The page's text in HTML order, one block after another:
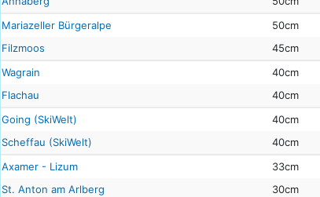
Mariazeller Bürgeralpe
50cm
Filzmoos
45cm
Wagrain
40cm
Flachau
40cm
Going (SkiWelt)
40cm
Scheffau (SkiWelt)
40cm
Axamer - Lizum
33cm
St. Anton am Arlberg
30cm